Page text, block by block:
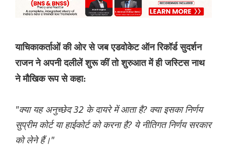
याचिकाकर्ताओं की ओर से जब एडवोकेट ऑन रिकॉर्ड सुदर्शन
राजन ने अपनी दलीलें शुरू कीं तो शुरुआत में ही जस्टिस नाथ
ने मौखिक रूप से कहा:
"क्या यह अनुच्छेद 32 के दायरे में आता है? क्या इसका निर्णय
सुप्रीम कोर्ट या हाईकोर्ट को करना है? ये नीतिगत निर्णय सरकार
को लेने हैं।"